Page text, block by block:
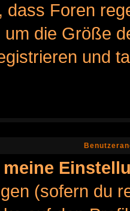
dass Foren
die Größe
und
(sofern du